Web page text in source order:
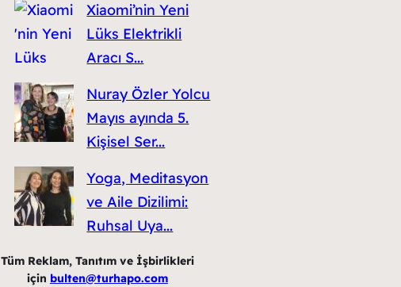
Xiaomi’nin Yeni
Lüks Elektrikli
Aracı S...
Nuray Özler Yolcu
Mayıs ayında 5.
Kişisel Ser...
Yoga, Meditasyon
ve Aile Dizilimi:
Ruhsal Uya...
Tüm Reklam, Tanıtım ve İşbirlikleri
için bulten@turhapo.com